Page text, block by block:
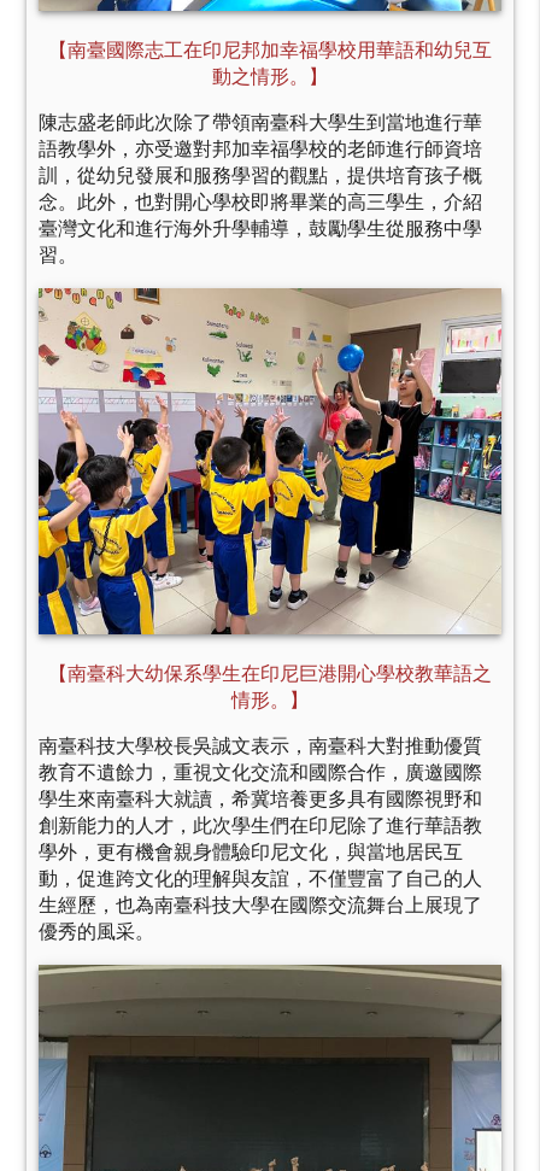
【南臺國際志工在印尼邦加幸福學校用華語和幼兒互
動之情形。】
陳志盛老師此次除了帶領南臺科大學生到當地進行華
語教學外，亦受邀對邦加幸福學校的老師進行師資培
訓，從幼兒發展和服務學習的觀點，提供培育孩子概
念。此外，也對開心學校即將畢業的高三學生，介紹
臺灣文化和進行海外升學輔導，鼓勵學生從服務中學
習。
【南臺科大幼保系學生在印尼巨港開心學校教華語之
情形。】
南臺科技大學校長吳誠文表示，南臺科大對推動優質
教育不遺餘力，重視文化交流和國際合作，廣邀國際
學生來南臺科大就讀，希冀培養更多具有國際視野和
創新能力的人才，此次學生們在印尼除了進行華語教
學外，更有機會親身體驗印尼文化，與當地居民互
動，促進跨文化的理解與友誼，不僅豐富了自己的人
生經歷，也為南臺科技大學在國際交流舞台上展現了
優秀的風采。